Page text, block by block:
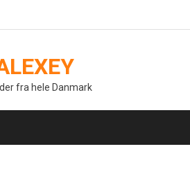
fra hele Danmark